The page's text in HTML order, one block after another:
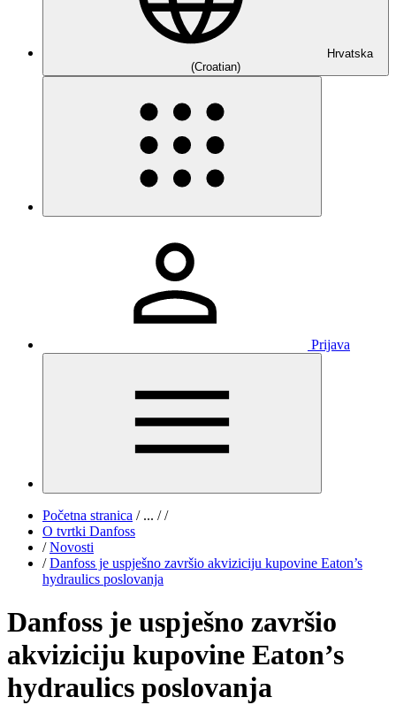
Hrvatska
(Croatian)
Prijava
Početna stranica /... / /
O tvrtki Danfoss
/ Novosti
/ Danfoss je uspješno završio akviziciju kupovine Eaton’s
hydraulics poslovanja
Danfoss je uspješno završio
akviziciju kupovine Eaton’s
hydraulics poslovanja